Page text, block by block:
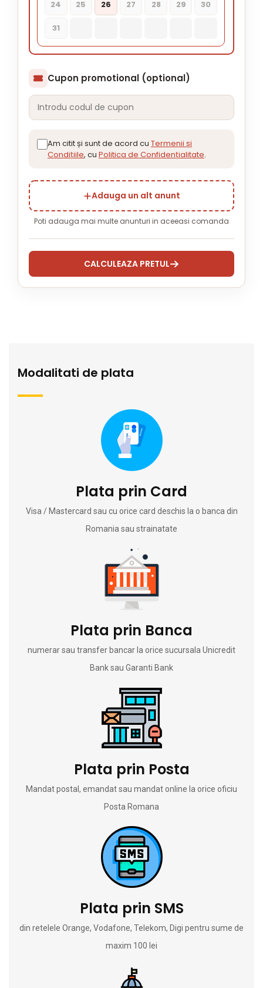
24 25 26 27 28 29 30
31
Cupon promotional (optional)
Am citit și sunt de acord cu Termenii și
Condițiile, cu Politica de Confidențialitate.
Adauga un alt anunt
Poti adauga mai multe anunturi in aceeasi comanda
CALCULEAZA PRETUL
Modalitati de plata
Plata prin Card
Visa / Mastercard sau cu orice card deschis la o banca din
Romania sau strainatate
Plata prin Banca
numerar sau transfer bancar la orice sucursala Unicredit
Bank sau Garanti Bank
Plata prin Posta
Mandat postal, emandat sau mandat online la orice oficiu
Posta Romana
Plata prin SMS
din retelele Orange, Vodafone, Telekom, Digi pentru sume de
maxim 100 lei